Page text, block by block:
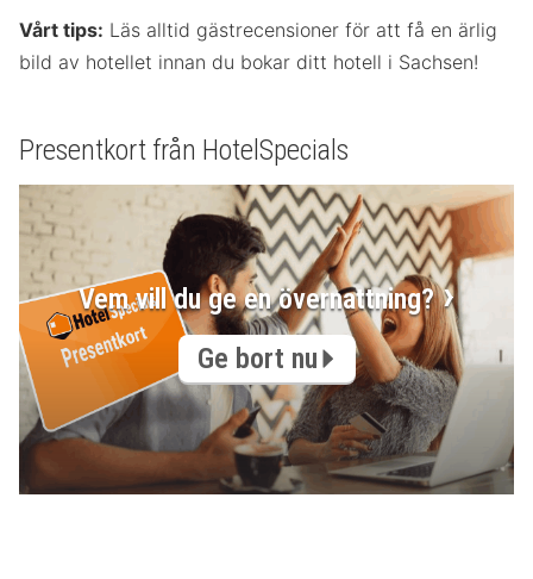
Vårt tips: Läs alltid gästrecensioner för att få en ärlig
bild av hotellet innan du bokar ditt hotell i Sachsen!
Presentkort från HotelSpecials
Vem vill du ge en övernattning?
Ge bort nu